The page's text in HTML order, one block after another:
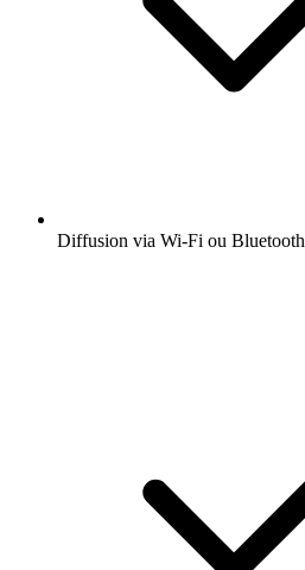
Diffusion via Wi-Fi ou Bluetooth